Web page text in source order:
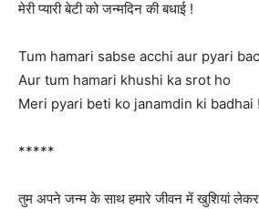
मेरी प्यारी बेटी को जन्मदिन की बधाई !
Tum hamari sabse acchi aur pyari
Aur tum hamari khushi ka srot ho
Meri pyari beti ko janamdin ki badhai !
*****
तुम अपने जन्म के साथ हमारे जीवन में खुशियां लेकर